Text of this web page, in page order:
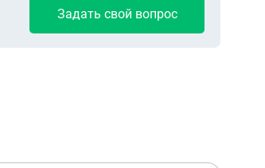
Задать свой вопрос